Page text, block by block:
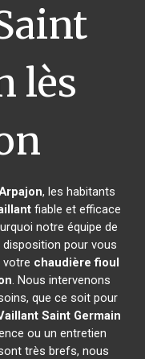
lès
, les habitants
fiable et efficace
notre équipe de
pour vous
votre chaudière fioul
. Nous intervenons
que ce soit pour
Saint Germain
ou un entretien
très brefs, nous